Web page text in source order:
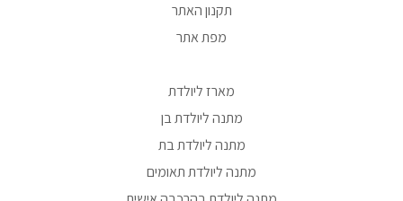
תקנון האתר
מפת אתר
מארז ליולדת
מתנה ליולדת בן
מתנה ליולדת בת
מתנה ליולדת תאומים